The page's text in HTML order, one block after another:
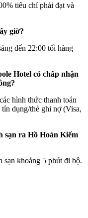
tiêu chí phải đạt và
giờ?
đến 22:00 tối hàng
Hotel có chấp nhận
hình thức thanh toán
tín dụng/thẻ ghi nợ (Visa,
sạn ra Hồ Hoàn Kiếm
sạn khoảng 5 phút đi bộ.